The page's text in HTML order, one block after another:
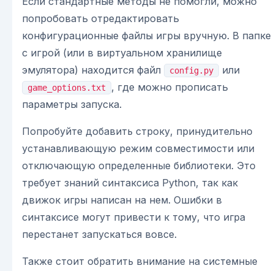
попробовать отредактировать
конфигурационные файлы игры вручную. В папке
с игрой (или в виртуальном хранилище
эмулятора) находится файл
config.py или
game_options.txt
, где можно прописать
параметры запуска.
Попробуйте добавить строку, принудительно
устанавливающую режим совместимости или
отключающую определенные библиотеки. Это
требует знаний синтаксиса Python, так как
движок игры написан на нем. Ошибки в
синтаксисе могут привести к тому, что игра
перестанет запускаться вовсе.
Также стоит обратить внимание на системные